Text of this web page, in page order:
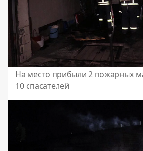
На место прибыли 2 пожарных
10 спасателей